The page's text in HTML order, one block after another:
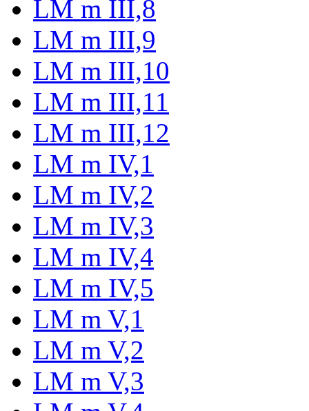
LM m III,8
LM m III,9
LM m III,10
LM m III,11
LM m III,12
LM m IV,1
LM m IV,2
LM m IV,3
LM m IV,4
LM m IV,5
LM m V,1
LM m V,2
LM m V,3